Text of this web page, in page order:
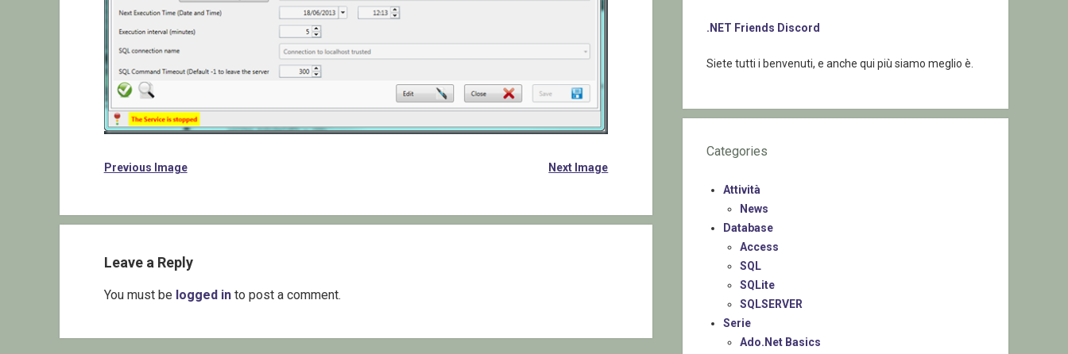
Previous Image Next Image
Leave a Reply
You must be logged into post a comment.
.NET Friends Discord
Siete tutti i benvenuti, e anche qui più siamo meglio è.
Categories
Attività
News
Database
Access
SQL
SQLite
SQLSERVER
Serie
Ado.Net Basics